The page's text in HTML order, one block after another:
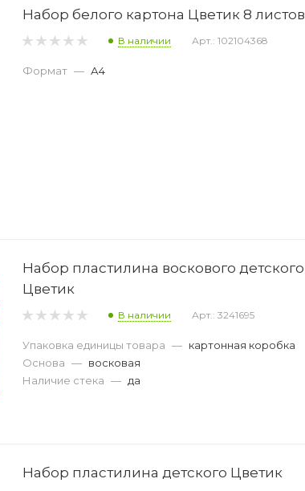
Набор белого картона Цветик 8 листов
В наличии Арт.: 102104368
Формат — А4
Набор пластилина воскового детского
Цветик
В наличии Арт.: 3241695
Упаковка единицы товара — картонная коробка
Основа — восковая
Наличие стека — да
Набор пластилина детского Цветик